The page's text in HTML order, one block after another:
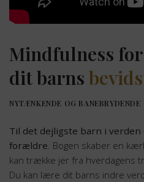
Mindfulness
dit barns
NYTÆNKENDE OG BANEBRYDENDE
Til det dejligste barn i
forældre. Bogen skaber en
kan trække jer fra hverdagens
Du kan lære dit barns indre